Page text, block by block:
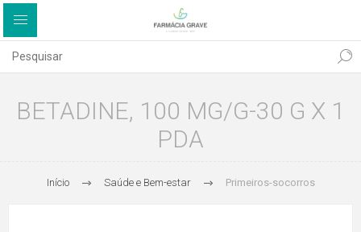
BETADINE, 100 MG/G-30 G X 1
PDA
Início Saúde e Bem-estar Primeiros-socorros